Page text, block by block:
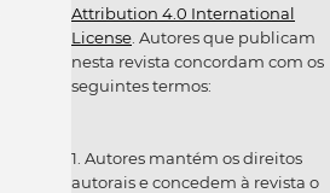
Attribution 4.0 International
License . Autores que publicam
nesta revista concordam com os
seguintes termos:
1. Autores mantém os direitos
autorais e concedem à revista o